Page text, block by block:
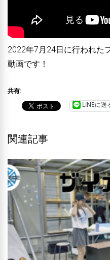
2022年7月24日に行われた
動画です！
共有:
LINEに送
関連記事